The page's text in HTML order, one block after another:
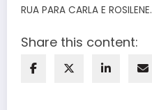
RUA PARA CARLA E ROSILENE.
Share this content: